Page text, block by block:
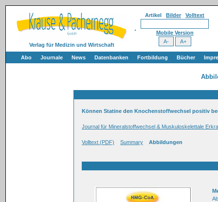
Verlag für Medizin und Wirtschaft
Artikel Bilder Volltext
Mobile Version
Abo Journale News Datenbanken Fortbildung Bücher
Können Statine den Knochenstoffwechsel positiv
Journal für Mineralstoffwechsel & Muskuloskelettale
Volltext (PDF) Summary Abbildungen